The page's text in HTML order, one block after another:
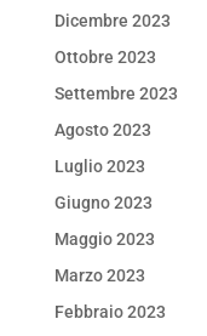
Dicembre 2023
Ottobre 2023
Settembre 2023
Agosto 2023
Luglio 2023
Giugno 2023
Maggio 2023
Marzo 2023
Febbraio 2023